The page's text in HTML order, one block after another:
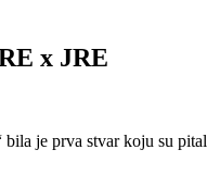
x JRE
je prva stvar koju su